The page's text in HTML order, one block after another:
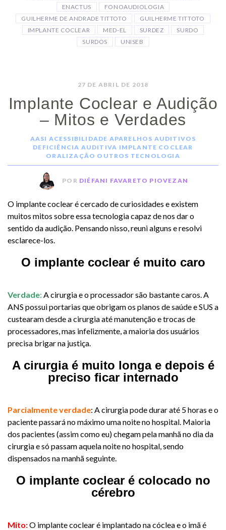
ENACTUS
FONOAUDIOLOGIA
GUILHERME DE ANDRADE TITTOTO
GUILHERME TITTOTO
IMPLANTE COCLEAR
MED-EL SURDEZ
SURDO
SURDOS
UNISEB
27 DE ABRIL DE 2018
Implante Coclear e Audição
– Mitos e Verdades
AASI ACESSIBILIDADE APARELHOS AUDITIVOS
DEFICIÊNCIA AUDITIVA IMPLANTE COCLEAR
ORALIZAÇÃO OUTROS TECNOLOGIA
POR DIÉFANI FAVARETO PIOVEZAN
O implante coclear é cercado de curiosidades e existem
muitos mitos sobre essa tecnologia capaz de nos dar o
sentido da audição. Pensando nisso, reuni alguns e resolvi
esclarece-los.
O implante coclear é muito caro
Verdade: A cirurgia e o processador são bastante caros. A
ANS possui portarias que obrigam os planos de saúde e SUS a
custearam desde a cirurgia até manutenção e trocas de
processadores, mas infelizmente, a maioria dos usuários
precisa brigar na justiça.
A cirurgia é muito longa e depois é
preciso ficar internado
​Parcialmente verdade: A cirurgia pode durar até 5 horas e o
paciente passará no máximo uma noite no hospital. Maioria
dos pacientes (assim como eu) chegam pela manhã no dia da
cirurgia e só passam aquela noite no hospital, sendo
dispensados na manhã seguinte.
O implante coclear é colocado no
cérebro
​Mito:O implante coclear é implantado na cóclea e o imã é